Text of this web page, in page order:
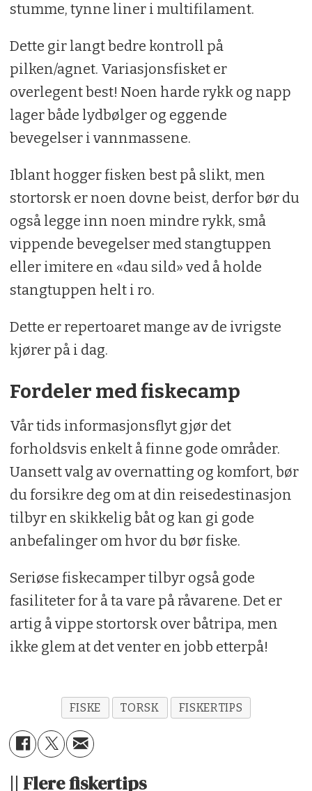
stumme, tynne liner i multifilament.
Dette gir langt bedre kontroll på
pilken/agnet. Variasjonsfisket er
overlegent best! Noen harde rykk og napp
lager både lydbølger og eggende
bevegelser i vannmassene.
Iblant hogger fisken best på slikt, men
stortorsk er noen dovne beist, derfor bør du
også legge inn noen mindre rykk, små
vippende bevegelser med stangtuppen
eller imitere en «dau sild» ved å holde
stangtuppen helt i ro.
Dette er repertoaret mange av de ivrigste
kjører på i dag.
Fordeler med fiskecamp
Vår tids informasjonsflyt gjør det
forholdsvis enkelt å finne gode områder.
Uansett valg av overnatting og komfort, bør
du forsikre deg om at din reisedestinasjon
tilbyr en skikkelig båt og kan gi gode
anbefalinger om hvor du bør fiske.
Seriøse fiskecamper tilbyr også gode
fasiliteter for å ta vare på råvarene. Det er
artig å vippe stortorsk over båtripa, men
ikke glem at det venter en jobb etterpå!
FISKE TORSK FISKERTIPS
|| Flere fiskertips